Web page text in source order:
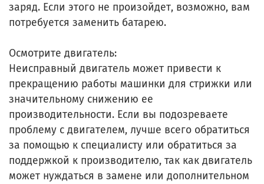
заряд. Если этого не произойдет, возможно, вам
потребуется заменить батарею.
Осмотрите двигатель:
Неисправный двигатель может привести к
прекращению работы машинки для стрижки или
значительному снижению ее
производительности. Если вы подозреваете
проблему с двигателем, лучше всего обратиться
за помощью к специалисту или обратиться за
поддержкой к производителю, так как двигатель
может нуждаться в замене или дополнительном